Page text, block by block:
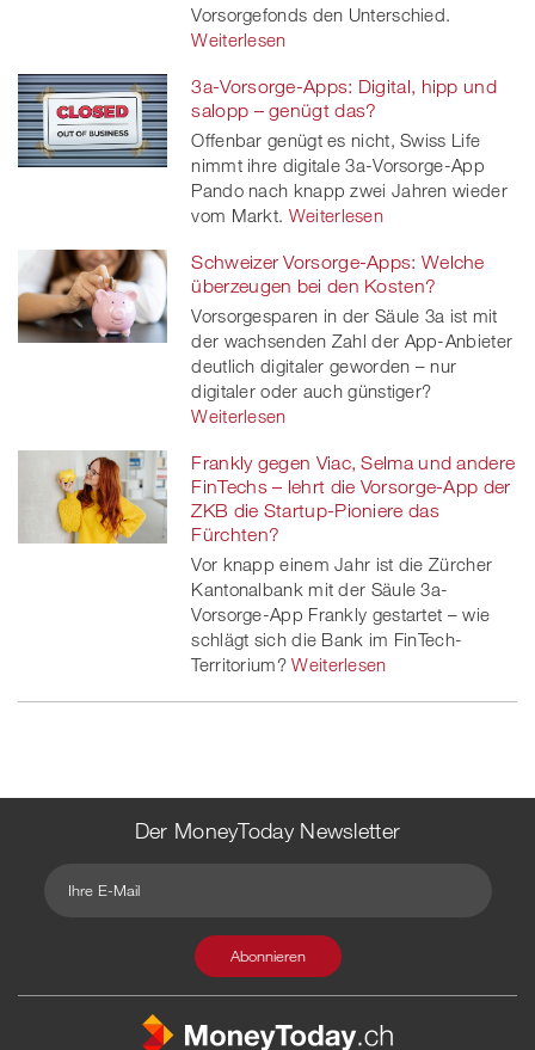
Vorsorgefonds den Unterschied.
Weiterlesen
3a-Vorsorge-Apps: Digital, hipp und
salopp – genügt das?
Offenbar genügt es nicht, Swiss Life
nimmt ihre digitale 3a-Vorsorge-App
Pando nach knapp zwei Jahren wieder
vom Markt. Weiterlesen
Schweizer Vorsorge-Apps: Welche
überzeugen bei den Kosten?
Vorsorgesparen in der Säule 3a ist mit
der wachsenden Zahl der App-Anbieter
deutlich digitaler geworden – nur
digitaler oder auch günstiger?
Weiterlesen
Frankly gegen Viac, Selma und andere
FinTechs – lehrt die Vorsorge-App der
ZKB die Startup-Pioniere das
Fürchten?
Vor knapp einem Jahr ist die Zürcher
Kantonalbank mit der Säule 3a-
Vorsorge-App Frankly gestartet – wie
schlägt sich die Bank im FinTech-
Territorium? Weiterlesen
Der MoneyToday Newsletter